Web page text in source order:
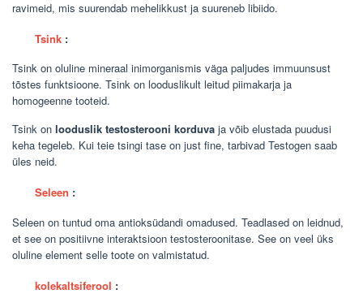
ravimeid, mis suurendab mehelikkust ja suureneb libiido.
Tsink :
Tsink on oluline mineraal inimorganismis väga paljudes immuunsust
tõstes funktsioone. Tsink on looduslikult leitud piimakarja ja
homogeenne tooteid.
Tsink on looduslik testosterooni korduva ja võib elustada puudusi
keha tegeleb. Kui teie tsingi tase on just fine, tarbivad Testogen saab
üles neid.
Seleen :
Seleen on tuntud oma antioksüdandi omadused. Teadlased on leidnud,
et see on positiivne interaktsioon testosteroonitase. See on veel üks
oluline element selle toote on valmistatud.
kolekaltsiferool :